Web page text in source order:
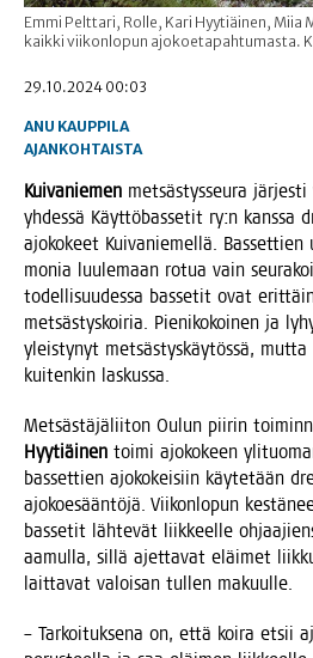
Emmi Pelttari, Rolle, Kari Hyytiäinen,
kaikki viikonlopun ajokoetapahtumasta.
29.10.2024 00:03
ANU KAUPPILA
AJANKOHTAISTA
Kui­va­nie­men met­säs­tys­seu­ra
yhdes­sä Käyt­tö­bas­se­tit ry:n kans­sa
ajo­ko­keet Kui­va­nie­mel­lä.
monia luu­le­maan rotua vain
todel­li­suu­des­sa bas­se­tit ovat
met­säs­tys­koi­ria. Pie­ni­ko­koi­nen ja
yleis­ty­nyt met­säs­tys­käy­tös­sä,
kui­ten­kin laskussa.
Met­säs­tä­jä­lii­ton Oulun pii­rin
Hyy­tiäi­nen toi­mi ajo­ko­keen
bas­set­tien ajo­ko­kei­siin käy­te­tään
ajo­koe­sään­tö­jä. Vii­kon­lo­pun
bas­se­tit läh­te­vät liik­keel­le
aamul­la, sil­lä ajet­ta­vat eläi­met
lait­ta­vat valoi­san tul­len makuulle.
– Tar­koi­tuk­se­na on, että koi­ra etsii